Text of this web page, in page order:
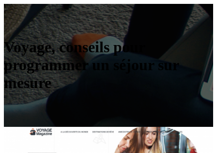
Voyage, conseils pour
programmer un séjour sur
mesure